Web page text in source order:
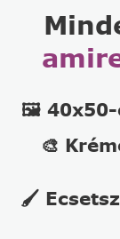
🖼️ 40x50-
🎨
🖌️